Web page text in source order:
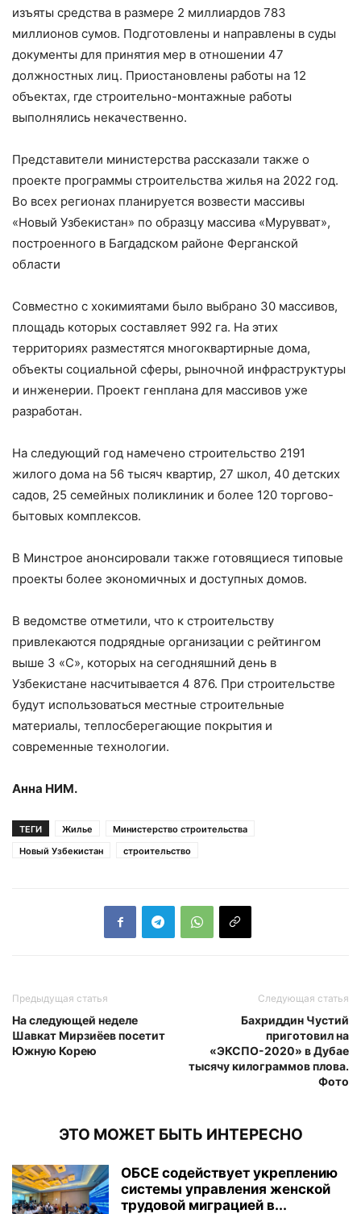
изъяты средства в размере 2 миллиардов 783
миллионов сумов. Подготовлены и направлены в суды
документы для принятия мер в отношении 47
должностных лиц. Приостановлены работы на 12
объектах, где строительно-монтажные работы
выполнялись некачественно.
Представители министерства рассказали также о
проекте программы строительства жилья на 2022 год.
Во всех регионах планируется возвести массивы
«Новый Узбекистан» по образцу массива «Мурувват»,
построенного в Багдадском районе Ферганской
области
Совместно с хокимиятами было выбрано 30 массивов,
площадь которых составляет 992 га. На этих
территориях разместятся многоквартирные дома,
объекты социальной сферы, рыночной инфраструктуры
и инженерии. Проект генплана для массивов уже
разработан.
На следующий год намечено строительство 2191
жилого дома на 56 тысяч квартир, 27 школ, 40 детских
садов, 25 семейных поликлиник и более 120 торгово-
бытовых комплексов.
В Минстрое анонсировали также готовящиеся типовые
проекты более экономичных и доступных домов.
В ведомстве отметили, что к строительству
привлекаются подрядные организации с рейтингом
выше 3 «С», которых на сегодняшний день в
Узбекистане насчитывается 4 876. При строительстве
будут использоваться местные строительные
материалы, теплосберегающие покрытия и
современные технологии.
Анна НИМ.
ТЕГИ Жилье
Министерство строительства
Новый Узбекистан
строительство
Предыдущая статья
На следующей неделе
Шавкат Мирзиёев посетит
Южную Корею
Следующая статья
Бахриддин Чустий
приготовил на
«ЭКСПО-2020» в Дубае
тысячу килограммов плова.
Фото
ЭТО МОЖЕТ БЫТЬ ИНТЕРЕСНО
ОБСЕ содействует укреплению
системы управления женской
трудовой миграцией в...